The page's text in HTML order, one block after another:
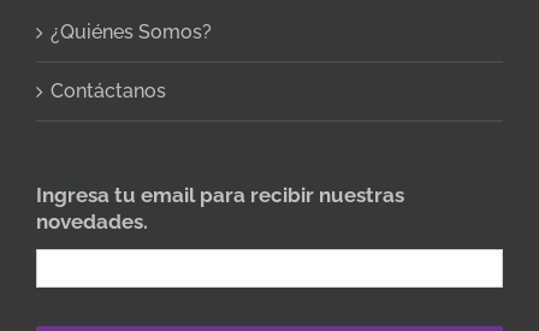
¿Quiénes Somos?
Contáctanos
Ingresa tu email para recibir nuestras
novedades.